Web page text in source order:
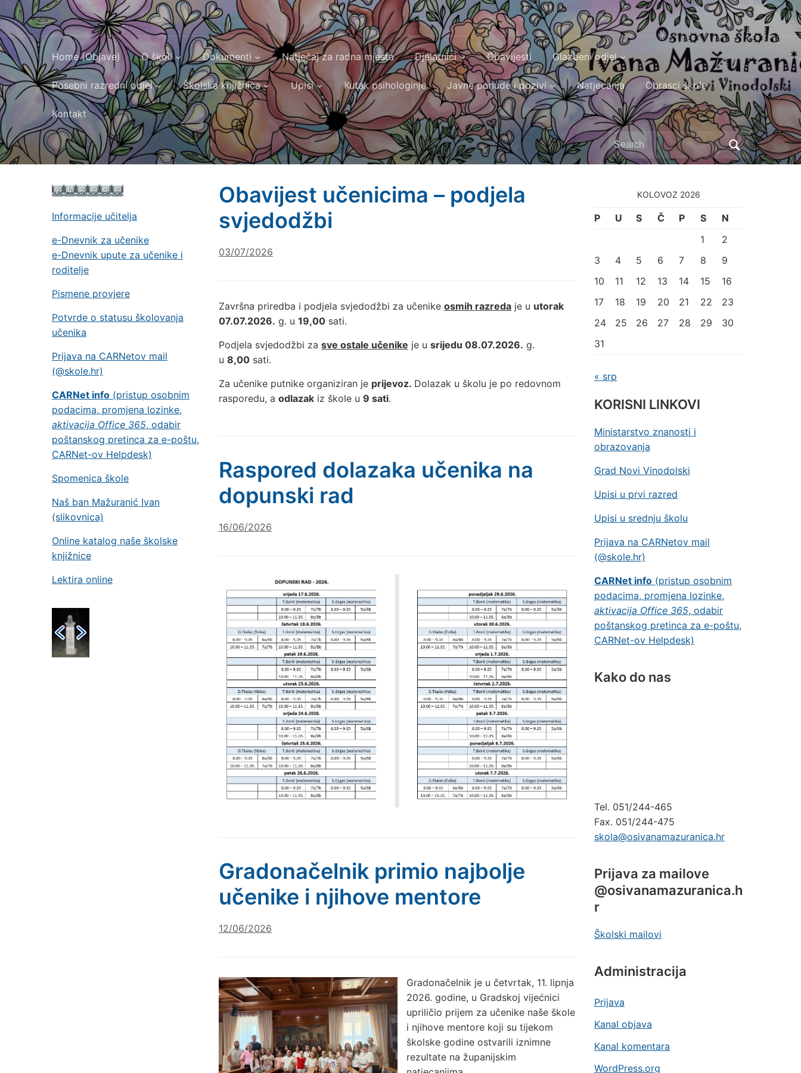
Home (Objave) O školi Dokumenti Natječaj za radna mjesta Djelatnici Obavijesti Glazbeni odjel
Posebni razredni odjel Školska knjižnica Upisi Kutak psihologinje Javne ponude i pozivi Natjecanja Obrasci škole
Kontakt
Search
for:
Informacije učitelja
e-Dnevnik za učenike
e-Dnevnik upute za učenike i
roditelje
Pismene provjere
Potvrde o statusu školovanja
učenika
Prijava na CARNetov mail
(@skole.hr)
CARNet info (pristup osobnim
podacima, promjena lozinke,
aktivacija Office 365, odabir
poštanskog pretinca za e-poštu,
CARNet-ov Helpdesk)
Spomenica škole
Naš ban Mažuranić Ivan
(slikovnica)
Online katalog naše školske
knjižnice
Lektira online
Obavijest učenicima – podjela
svjedodžbi
03/07/2026
Završna priredba i podjela svjedodžbi za učenike osmih razreda je u utorak
07.07.2026. g. u 19,00 sati.
Podjela svjedodžbi za sve ostale učenike je u srijedu 08.07.2026. g.
u 8,00 sati.
Za učenike putnike organiziran je prijevoz. Dolazak u školu je po redovnom
rasporedu, a odlazak iz škole u 9 sati.
Raspored dolazaka učenika na
dopunski rad
16/06/2026
Gradonačelnik primio najbolje
učenike i njihove mentore
12/06/2026
Gradonačelnik je u četvrtak, 11. lipnja
2026. godine, u Gradskoj vijećnici
upriličio prijem za učenike naše škole
i njihove mentore koji su tijekom
školske godine ostvarili iznimne
rezultate na županijskim
KOLOVOZ 2026
P U S Č P S
N
1
2
3
4 5 6 7 8
9
10
11 12 13 14 15
16
17
18 19 20 21 22
23
24
25 26 27 28 29
30
31
« srp
KORISNI LINKOVI
Ministarstvo znanosti i
obrazovanja
Grad Novi Vinodolski
Upisi u prvi razred
Upisi u srednju školu
Prijava na CARNetov mail
(@skole.hr)
CARNet info (pristup osobnim
podacima, promjena lozinke,
aktivacija Office 365, odabir
poštanskog pretinca za e-poštu,
CARNet-ov Helpdesk)
Kako do nas
Tel. 051/244-465
Fax. 051/244-475
skola@osivanamazuranica.hr
Prijava za mailove
@osivanamazuranica.h
r
Školski mailovi
Administracija
Prijava
Kanal objava
Kanal komentara
WordPress.org